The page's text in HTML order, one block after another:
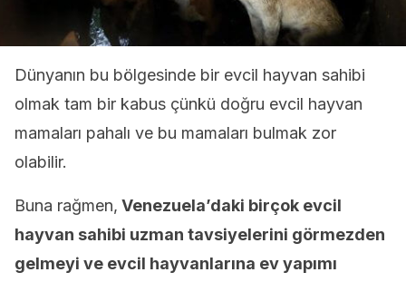
Dünyanın bu bölgesinde bir evcil hayvan sahibi
olmak tam bir kabus çünkü doğru evcil hayvan
mamaları pahalı ve bu mamaları bulmak zor
olabilir.
Buna rağmen, Venezuela’daki birçok evcil
hayvan sahibi uzman tavsiyelerini görmezden
gelmeyi ve evcil hayvanlarına ev yapımı